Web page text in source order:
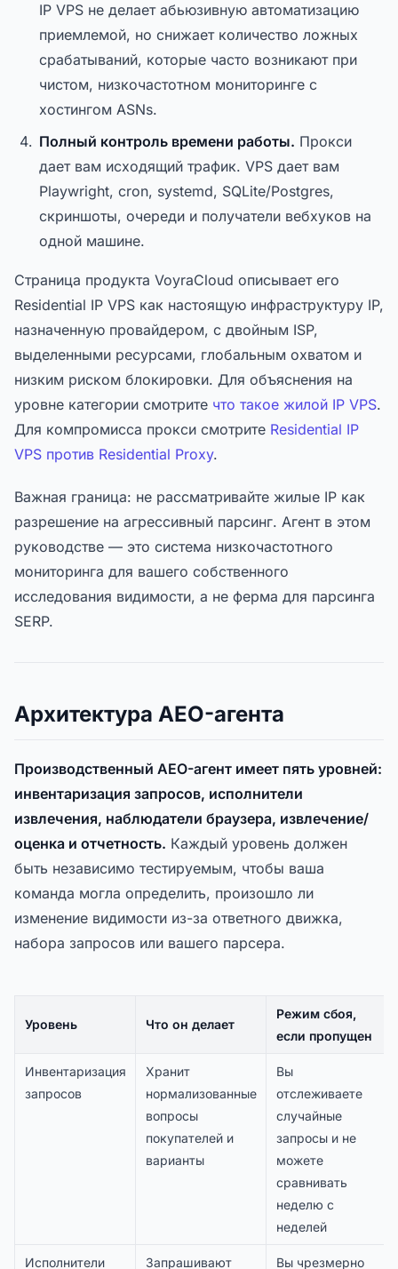
IP VPS не делает абьюзивную автоматизацию
приемлемой, но снижает количество ложных
срабатываний, которые часто возникают при
чистом, низкочастотном мониторинге с
хостингом ASNs.
Полный контроль времени работы. Прокси
дает вам исходящий трафик. VPS дает вам
Playwright, cron, systemd, SQLite/Postgres,
скриншоты, очереди и получатели вебхуков на
одной машине.
Страница продукта VoyraCloud описывает его
Residential IP VPS как настоящую инфраструктуру IP,
назначенную провайдером, с двойным ISP,
выделенными ресурсами, глобальным охватом и
низким риском блокировки. Для объяснения на
уровне категории смотрите что такое жилой IP VPS.
Для компромисса прокси смотрите Residential IP
VPS против Residential Proxy.
Важная граница: не рассматривайте жилые IP как
разрешение на агрессивный парсинг. Агент в этом
руководстве — это система низкочастотного
мониторинга для вашего собственного
исследования видимости, а не ферма для парсинга
SERP.
Архитектура AEO-агента
Производственный AEO-агент имеет пять уровней:
инвентаризация запросов, исполнители
извлечения, наблюдатели браузера, извлечение/
оценка и отчетность. Каждый уровень должен
быть независимо тестируемым, чтобы ваша
команда могла определить, произошло ли
изменение видимости из-за ответного движка,
набора запросов или вашего парсера.
Уровень Что он делает
Режим сбоя,
если пропущен
Инвентаризация
запросов
Хранит
нормализованные
вопросы
покупателей и
варианты
Вы
отслеживаете
случайные
запросы и не
можете
сравнивать
неделю с
неделей
Исполнители Запрашивают Вы чрезмерно